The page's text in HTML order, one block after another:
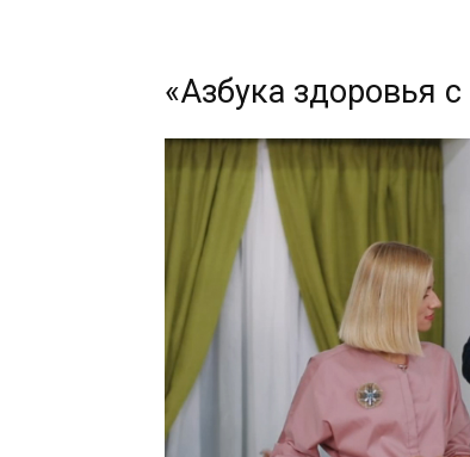
«Азбука здоровья